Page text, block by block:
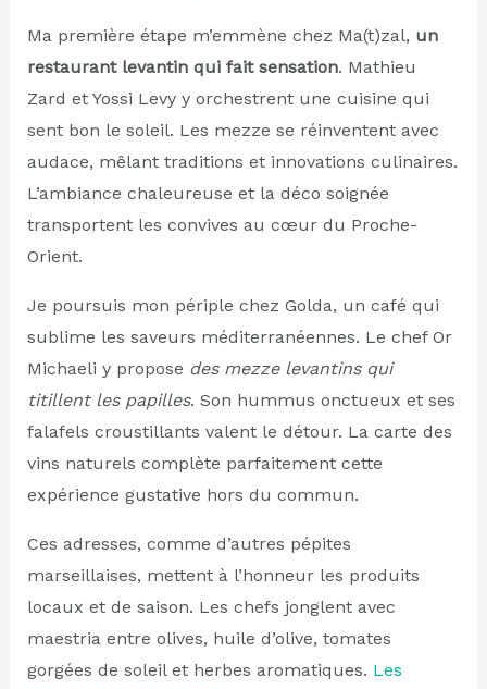
Ma première étape m’emmène chez Ma(t)zal, un
restaurant levantin qui fait sensation. Mathieu
Zard et Yossi Levy y orchestrent une cuisine qui
sent bon le soleil. Les mezze se réinventent avec
audace, mêlant traditions et innovations culinaires.
L’ambiance chaleureuse et la déco soignée
transportent les convives au cœur du Proche-
Orient.
Je poursuis mon périple chez Golda, un café qui
sublime les saveurs méditerranéennes. Le chef Or
Michaeli y propose des mezze levantins qui
titillent les papilles. Son hummus onctueux et ses
falafels croustillants valent le détour. La carte des
vins naturels complète parfaitement cette
expérience gustative hors du commun.
Ces adresses, comme d’autres pépites
marseillaises, mettent à l’honneur les produits
locaux et de saison. Les chefs jonglent avec
maestria entre olives, huile d’olive, tomates
gorgées de soleil et herbes aromatiques. Les